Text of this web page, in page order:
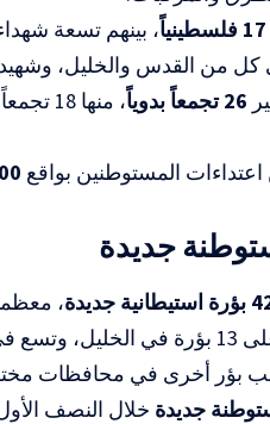
، بينهم تسعة
كل من القدس والخليل،
26 تجمعاً بدوياً
، منها
المستوطنين بواقع 900
جديدة
،
داخل المناطق المصنفة (ب)، توزعت على 13
بؤر أخرى في محافظات
خلال النصف